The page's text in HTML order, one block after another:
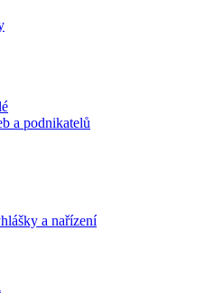
a podnikatelů
a nařízení